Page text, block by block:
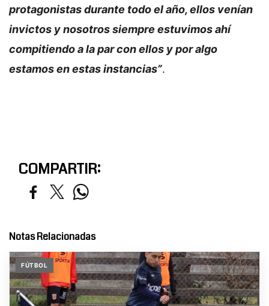
protagonistas durante todo el año, ellos venían
invictos y nosotros siempre estuvimos ahí
compitiendo a la par con ellos y por algo
estamos en estas instancias”.
COMPARTIR:
Notas Relacionadas
FÚTBOL